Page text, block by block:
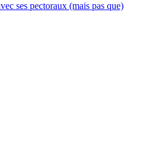
ses pectoraux (mais pas que)